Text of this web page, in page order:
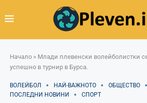
Начало » Млади плевенски волейболистки
успешно в турнир в Бурса.
ВОЛЕЙБОЛ НАЙ-ВАЖНОТО ОБЩЕСТВО
ПОСЛЕДНИ НОВИНИ
СПОРТ